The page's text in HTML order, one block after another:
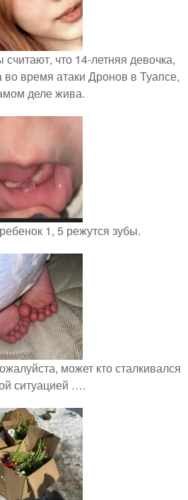
что 14-летняя девочка,
во время атаки Дронов в Туапсе,
деле жива.
1, 5 режутся зубы.
может кто сталкивался
ситуацией ….